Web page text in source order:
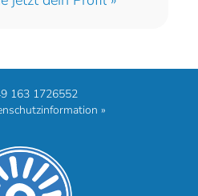
163 1726552
»